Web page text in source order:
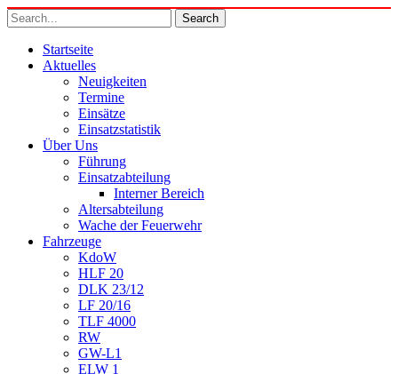
Startseite
Aktuelles
Neuigkeiten
Termine
Einsätze
Einsatzstatistik
Über Uns
Führung
Einsatzabteilung
Interner Bereich
Altersabteilung
Wache der Feuerwehr
Fahrzeuge
KdoW
HLF 20
DLK 23/12
LF 20/16
TLF 4000
RW
GW-L1
ELW 1